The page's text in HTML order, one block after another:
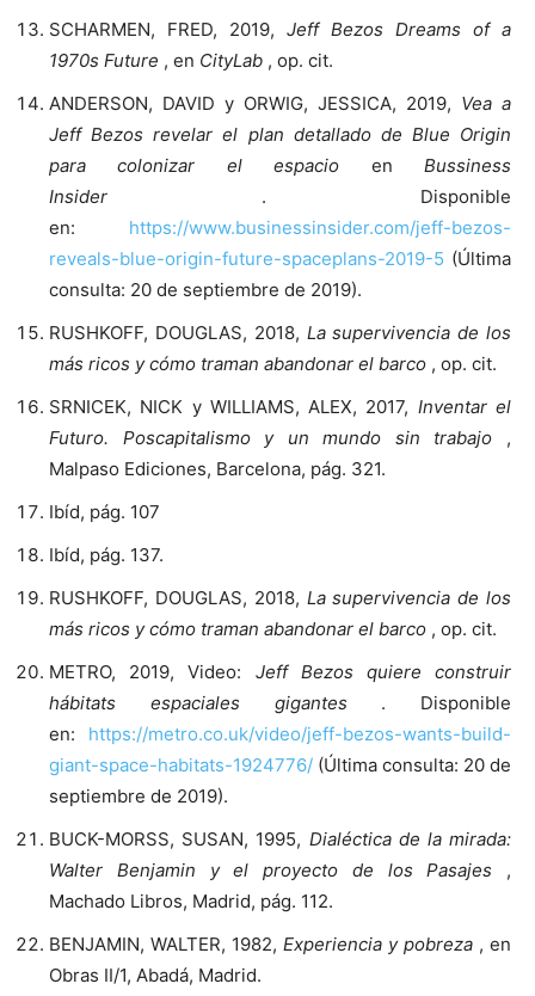
SCHARMEN, FRED, 2019, Jeff Bezos Dreams of a
1970s Future , en CityLab , op. cit.
ANDERSON, DAVID y ORWIG, JESSICA, 2019, Vea a
Jeff Bezos revelar el plan detallado de Blue Origin
para colonizar el espacio enBussiness
Insider . Disponible
en: https://www.businessinsider.com/jeff-bezos-
reveals-blue-origin-future-spaceplans-2019-5 (Última
consulta: 20 de septiembre de 2019).
RUSHKOFF, DOUGLAS, 2018, La supervivencia de los
más ricos y cómo traman abandonar el barco , op. cit.
SRNICEK, NICK y WILLIAMS, ALEX, 2017, Inventar el
Futuro. Poscapitalismo y un mundo sin trabajo ,
Malpaso Ediciones, Barcelona, ​​pág. 321.
Ibíd, pág. 107
Ibíd, pág. 137.
RUSHKOFF, DOUGLAS, 2018, La supervivencia de los
más ricos y cómo traman abandonar el barco , op. cit.
METRO, 2019, Video: Jeff Bezos quiere construir
hábitats espaciales gigantes . Disponible
en: https://metro.co.uk/video/jeff-bezos-wants-build-
giant-space-habitats-1924776/ (Última consulta: 20 de
septiembre de 2019).
BUCK-MORSS, SUSAN, 1995, Dialéctica de la mirada:
Walter Benjamin y el proyecto de los Pasajes ,
Machado Libros, Madrid, pág. 112.
BENJAMIN, WALTER, 1982, Experiencia y pobreza , en
Obras II/1, Abadá, Madrid.